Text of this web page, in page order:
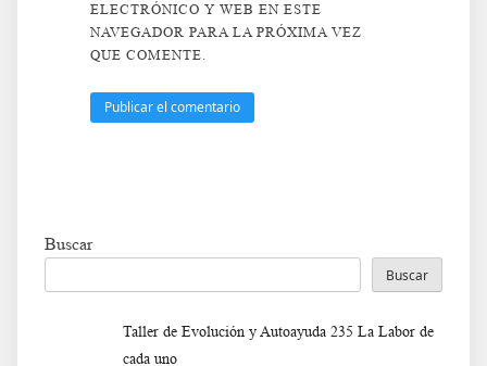
ELECTRÓNICO Y WEB EN ESTE
NAVEGADOR PARA LA PRÓXIMA VEZ
QUE COMENTE.
Buscar
Buscar
Taller de Evolución y Autoayuda 235 La Labor de
cada uno